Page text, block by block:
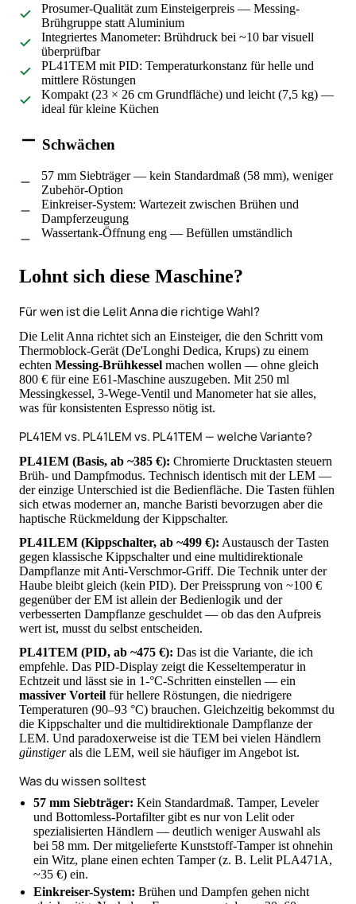
Prosumer-Qualität zum Einsteigerpreis — Messing-
Brühgruppe statt Aluminium
Integriertes Manometer: Brühdruck bei ~10 bar visuell
überprüfbar
PL41TEM mit PID: Temperaturkonstanz für helle und
mittlere Röstungen
Kompakt (23 × 26 cm Grundfläche) und leicht (7,5 kg) —
ideal für kleine Küchen
Schwächen
57 mm Siebträger — kein Standardmaß (58 mm), weniger
Zubehör-Option
Einkreiser-System: Wartezeit zwischen Brühen und
Dampferzeugung
Wassertank-Öffnung eng — Befüllen umständlich
Lohnt sich diese Maschine?
Für wen ist die Lelit Anna die richtige Wahl?
Die Lelit Anna richtet sich an Einsteiger, die den Schritt vom
Thermoblock-Gerät (De'Longhi Dedica, Krups) zu einem
echten Messing-Brühkessel machen wollen — ohne gleich
800 € für eine E61-Maschine auszugeben. Mit 250 ml
Messingkessel, 3-Wege-Ventil und Manometer hat sie alles,
was für konsistenten Espresso nötig ist.
PL41EM vs. PL41LEM vs. PL41TEM — welche Variante?
PL41EM (Basis, ab ~385 €): Chromierte Drucktasten steuern
Brüh- und Dampfmodus. Technisch identisch mit der LEM —
der einzige Unterschied ist die Bedienfläche. Die Tasten fühlen
sich etwas moderner an, manche Baristi bevorzugen aber die
haptische Rückmeldung der Kippschalter.
PL41LEM (Kippschalter, ab ~499 €): Austausch der Tasten
gegen klassische Kippschalter und eine multidirektionale
Dampflanze mit Anti-Verschmor-Griff. Die Technik unter der
Haube bleibt gleich (kein PID). Der Preissprung von ~100 €
gegenüber der EM ist allein der Bedienlogik und der
verbesserten Dampflanze geschuldet — ob das den Aufpreis
wert ist, musst du selbst entscheiden.
PL41TEM (PID, ab ~475 €): Das ist die Variante, die ich
empfehle. Das PID-Display zeigt die Kesseltemperatur in
Echtzeit und lässt sie in 1-°C-Schritten einstellen — ein
massiver Vorteil für hellere Röstungen, die niedrigere
Temperaturen (90–93 °C) brauchen. Gleichzeitig bekommst du
die Kippschalter und die multidirektionale Dampflanze der
LEM. Und paradoxerweise ist die TEM bei vielen Händlern
günstigerals die LEM, weil sie häufiger im Angebot ist.
Was du wissen solltest
57 mm Siebträger: Kein Standardmaß. Tamper, Leveler
und Bottomless-Portafilter gibt es nur von Lelit oder
spezialisierten Händlern — deutlich weniger Auswahl als
bei 58 mm. Der mitgelieferte Kunststoff-Tamper ist ohnehin
ein Witz, plane einen echten Tamper (z. B. Lelit PLA471A,
~35 €) ein.
Einkreiser-System: Brühen und Dampfen gehen nicht